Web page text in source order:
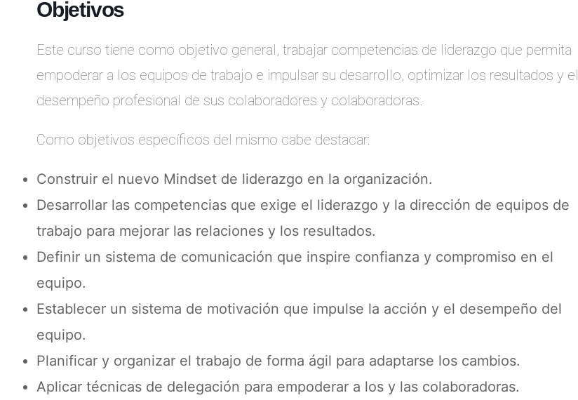
Objetivos
Este curso tiene como objetivo general, trabajar competencias de liderazgo que permita
empoderar a los equipos de trabajo e impulsar su desarrollo, optimizar los resultados y el
desempeño profesional de sus colaboradores y colaboradoras.
Como objetivos específicos del mismo cabe destacar:
Construir el nuevo Mindset de liderazgo en la organización.
Desarrollar las competencias que exige el liderazgo y la dirección de equipos de
trabajo para mejorar las relaciones y los resultados.
Definir un sistema de comunicación que inspire confianza y compromiso en el
equipo.
Establecer un sistema de motivación que impulse la acción y el desempeño del
equipo.
Planificar y organizar el trabajo de forma ágil para adaptarse los cambios.
Aplicar técnicas de delegación para empoderar a los y las colaboradoras.